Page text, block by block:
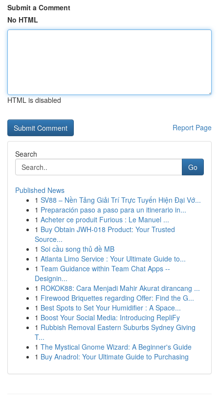
Submit a Comment
No HTML
HTML is disabled
Report Page
Search
Go
Published News
1 SV88 – Nền Tảng Giải Trí Trực Tuyến Hiện Đại Vớ...
1 Preparación paso a paso para un itinerario in...
1 Acheter ce produit Furious : Le Manuel ...
1 Buy Obtain JWH-018 Product: Your Trusted
Source...
1 Soi cầu song thủ đề MB
1 Atlanta Limo Service : Your Ultimate Guide to...
1 Team Guidance within Team Chat Apps --
Designin...
1 ROKOK88: Cara Menjadi Mahir Akurat dirancang ...
1 Firewood Briquettes regarding Offer: Find the G...
1 Best Spots to Set Your Humidifier : A Space...
1 Boost Your Social Media: Introducing RepliFy
1 Rubbish Removal Eastern Suburbs Sydney Giving
T...
1 The Mystical Gnome Wizard: A Beginner's Guide
1 Buy Anadrol: Your Ultimate Guide to Purchasing